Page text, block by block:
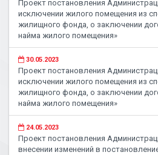
Проект постановления
исключении жилого помещения из
жилищного фонда, о заключении
найма жилого помещения»
30.05.2023
Проект постановления
исключении жилого помещения из
жилищного фонда, о заключении
найма жилого помещения»
24.05.2023
Проект постановления
внесении изменений в